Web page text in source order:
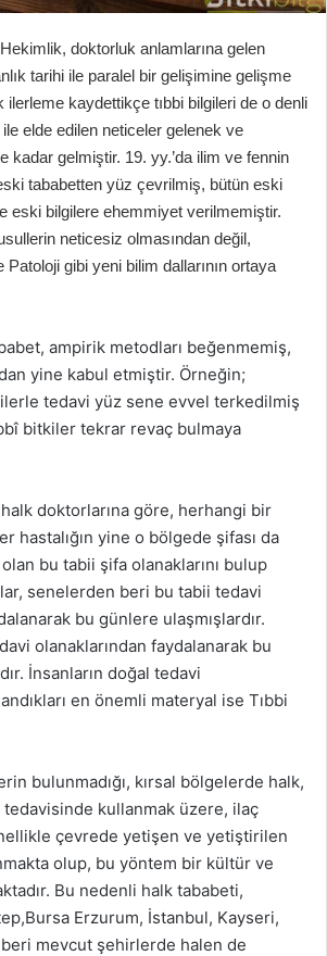
doktorluk anlamlarına gelen
tarihi ile paralel bir gelişimine gelişme
ilerleme kaydettikçe tıbbi bilgileri de o denli
ile elde edilen neticeler gelenek ve
kadar gelmiştir. 19. yy.’da ilim ve fennin
tababetten yüz çevrilmiş, bütün eski
eski bilgilere ehemmiyet verilmemiştir.
neticesiz olmasından değil,
gibi yeni bilim dallarının ortaya
ampirik metodları beğenmemiş,
yine kabul etmiştir. Örneğin;
tedavi yüz sene evvel terkedilmiş
bitkiler tekrar revaç bulmaya
doktorlarına göre, herhangi bir
hastalığın yine o bölgede şifası da
bu tabii şifa olanaklarını bulup
senelerden beri bu tabii tedavi
bu günlere ulaşmışlardır.
olanaklarından faydalanarak bu
İnsanların doğal tedavi
en önemli materyal ise Tıbbi
bulunmadığı, kırsal bölgelerde halk,
tedavisinde kullanmak üzere, ilaç
çevrede yetişen ve yetiştirilen
olup, bu yöntem bir kültür ve
Bu nedenli halk tababeti,
Erzurum, İstanbul, Kayseri,
mevcut şehirlerde halen de